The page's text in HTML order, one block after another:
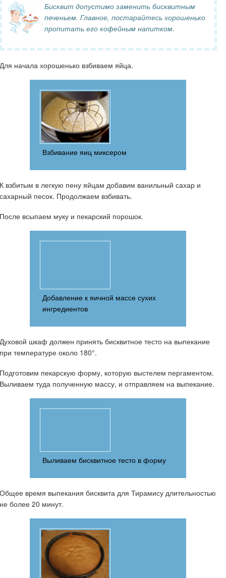
Бисквит допустимо заменить бисквитным
печеньем. Главное, постарайтесь хорошенько
пропитать его кофейным напитком.
Для начала хорошенько взбиваем яйца.
Взбивание яиц миксером
К взбитым в легкую пену яйцам добавим ванильный сахар и
сахарный песок. Продолжаем взбивать.
После всыпаем муку и пекарский порошок.
Добавление к яичной массе сухих
ингредиентов
Духовой шкаф должен принять бисквитное тесто на выпекание
при температуре около 180°.
Подготовим пекарскую форму, которую выстелем пергаментом.
Выливаем туда полученную массу, и отправляем на выпекание.
Выливаем бисквитное тесто в форму
Общее время выпекания бисквита для Тирамису длительностью
не более 20 минут.